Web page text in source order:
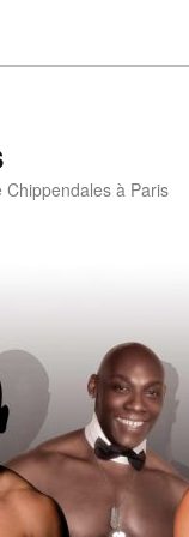
à Paris